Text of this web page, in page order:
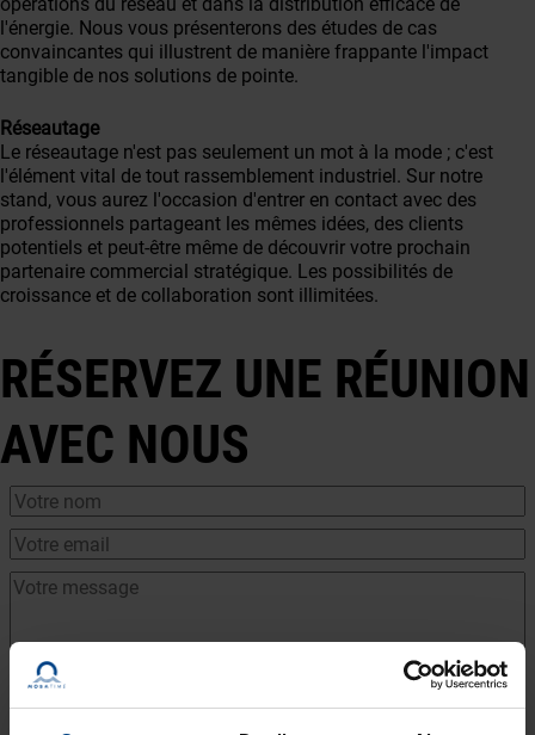
l'énergie. Nous vous présenterons des études de cas
convaincantes qui illustrent de manière frappante l'impact
tangible de nos solutions de pointe.
Réseautage
Le réseautage n'est pas seulement un mot à la mode ; c'est
l'élément vital de tout rassemblement industriel. Sur notre
stand, vous aurez l'occasion d'entrer en contact avec des
professionnels partageant les mêmes idées, des clients
potentiels et peut-être même de découvrir votre prochain
partenaire commercial stratégique. Les possibilités de
croissance et de collaboration sont illimitées.
RÉSERVEZ UNE RÉUNION
AVEC NOUS